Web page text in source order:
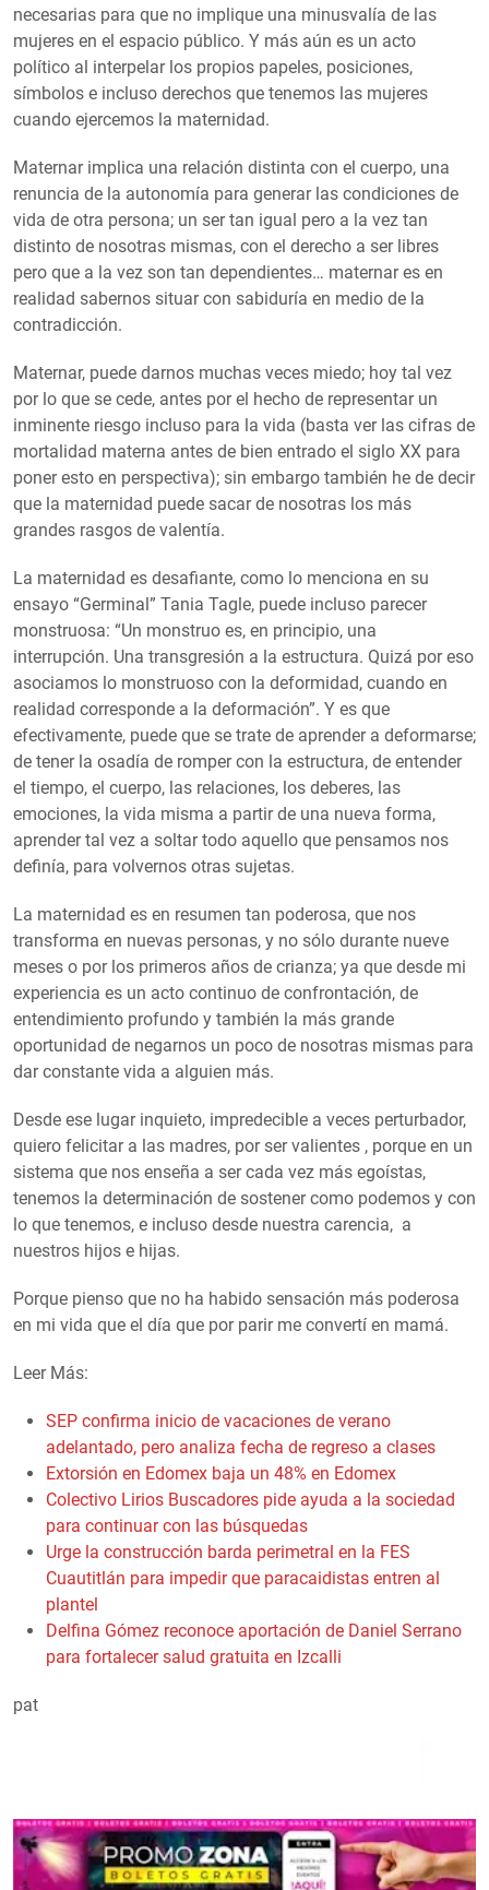
necesarias para que no implique una minusvalía de las
mujeres en el espacio público. Y más aún es un acto
político al interpelar los propios papeles, posiciones,
símbolos e incluso derechos que tenemos las mujeres
cuando ejercemos la maternidad.
Maternar implica una relación distinta con el cuerpo, una
renuncia de la autonomía para generar las condiciones de
vida de otra persona; un ser tan igual pero a la vez tan
distinto de nosotras mismas, con el derecho a ser libres
pero que a la vez son tan dependientes… maternar es en
realidad sabernos situar con sabiduría en medio de la
contradicción.
Maternar, puede darnos muchas veces miedo; hoy tal vez
por lo que se cede, antes por el hecho de representar un
inminente riesgo incluso para la vida (basta ver las cifras de
mortalidad materna antes de bien entrado el siglo XX para
poner esto en perspectiva); sin embargo también he de decir
que la maternidad puede sacar de nosotras los más
grandes rasgos de valentía.
La maternidad es desafiante, como lo menciona en su
ensayo “Germinal” Tania Tagle, puede incluso parecer
monstruosa: “Un monstruo es, en principio, una
interrupción. Una transgresión a la estructura. Quizá por eso
asociamos lo monstruoso con la deformidad, cuando en
realidad corresponde a la deformación”. Y es que
efectivamente, puede que se trate de aprender a deformarse;
de tener la osadía de romper con la estructura, de entender
el tiempo, el cuerpo, las relaciones, los deberes, las
emociones, la vida misma a partir de una nueva forma,
aprender tal vez a soltar todo aquello que pensamos nos
definía, para volvernos otras sujetas.
La maternidad es en resumen tan poderosa, que nos
transforma en nuevas personas, y no sólo durante nueve
meses o por los primeros años de crianza; ya que desde mi
experiencia es un acto continuo de confrontación, de
entendimiento profundo y también la más grande
oportunidad de negarnos un poco de nosotras mismas para
dar constante vida a alguien más.
Desde ese lugar inquieto, impredecible a veces perturbador,
quiero felicitar a las madres, por ser valientes , porque en un
sistema que nos enseña a ser cada vez más egoístas,
tenemos la determinación de sostener como podemos y con
lo que tenemos, e incluso desde nuestra carencia, a
nuestros hijos e hijas.
Porque pienso que no ha habido sensación más poderosa
en mi vida que el día que por parir me convertí en mamá.
Leer Más:
SEP confirma inicio de vacaciones de verano
adelantado, pero analiza fecha de regreso a clases
Extorsión en Edomex baja un 48% en Edomex
Colectivo Lirios Buscadores pide ayuda a la sociedad
para continuar con las búsquedas
Urge la construcción barda perimetral en la FES
Cuautitlán para impedir que paracaidistas entren al
plantel
Delfina Gómez reconoce aportación de Daniel Serrano
para fortalecer salud gratuita en Izcalli
pat